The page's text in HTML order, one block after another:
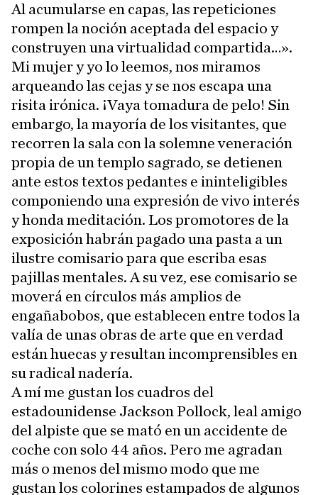
Al acumularse en capas, las repeticiones
rompen la noción aceptada del espacio y
construyen una virtualidad compartida…».
Mi mujer y yo lo leemos, nos miramos
arqueando las cejas y se nos escapa una
risita irónica. ¡Vaya tomadura de pelo! Sin
embargo, la mayoría de los visitantes, que
recorren la sala con la solemne veneración
propia de un templo sagrado, se detienen
ante estos textos pedantes e ininteligibles
componiendo una expresión de vivo interés
y honda meditación. Los promotores de la
exposición habrán pagado una pasta a un
ilustre comisario para que escriba esas
pajillas mentales. A su vez, ese comisario se
moverá en círculos más amplios de
engañabobos, que establecen entre todos la
valía de unas obras de arte que en verdad
están huecas y resultan incomprensibles en
su radical nadería.
A mí me gustan los cuadros del
estadounidense Jackson Pollock, leal amigo
del alpiste que se mató en un accidente de
coche con solo 44 años. Pero me agradan
más o menos del mismo modo que me
gustan los colorines estampados de algunos